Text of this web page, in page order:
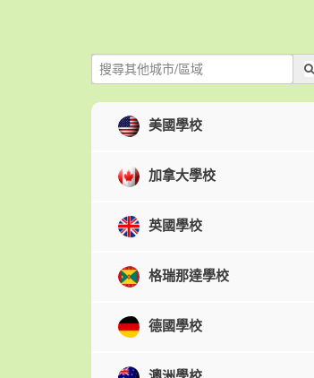
美國學校
加拿大學校
英國學校
格瑞那達學校
德國學校